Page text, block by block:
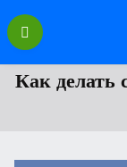
Перейти
содержанию
Как делать